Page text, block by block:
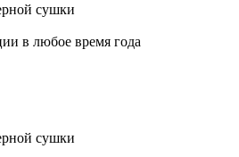
сушки
в любое время года
сушки